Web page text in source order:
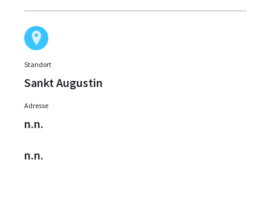
Standort
Sankt Augustin
Adresse
n.n.
n.n.